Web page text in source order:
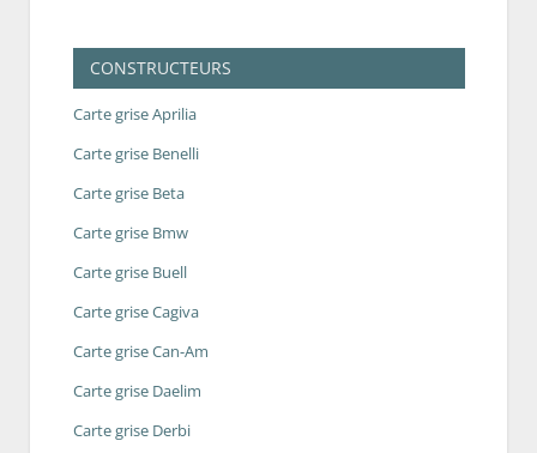
CONSTRUCTEURS
Carte grise Aprilia
Carte grise Benelli
Carte grise Beta
Carte grise Bmw
Carte grise Buell
Carte grise Cagiva
Carte grise Can-Am
Carte grise Daelim
Carte grise Derbi